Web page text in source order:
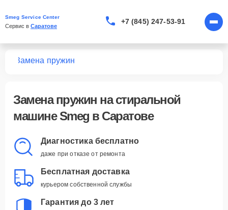
Smeg Service Center
Сервис в Саратове
+7 (845) 247-53-91
Замена пружин
Замена пружин на стиральной
машине Smeg в Саратове
Диагностика бесплатно
даже при отказе от ремонта
Бесплатная доставка
курьером собственной службы
Гарантия до 3 лет